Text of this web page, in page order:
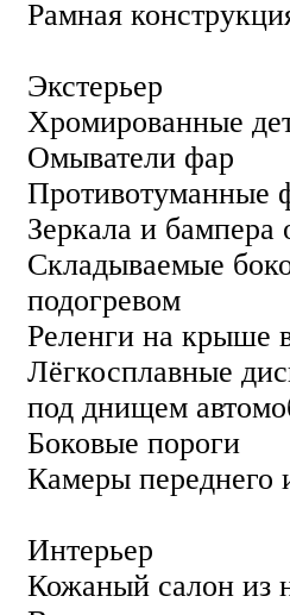
Рамная
Экстерьер
Хромированные
Омыватели фар
Противотуманные
Зеркала и бампера
Складываемые
подогревом
Реленги на крыше
Лёгкосплавные
под днищем
Боковые пороги
Камеры переднего
Интерьер
Кожаный салон из